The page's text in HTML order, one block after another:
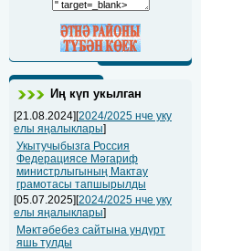
Иң күп укылган
[21.08.2024][2024/2025 нче уку
елы яңалыклары]
Укытучыбызга Россия
Федерациясе Мәгариф
министрлыгының Мактау
грамотасы тапшырылды
[05.07.2025][2024/2025 нче уку
елы яңалыклары]
Мәктәбебез сайтына ундүрт
яшь тулды